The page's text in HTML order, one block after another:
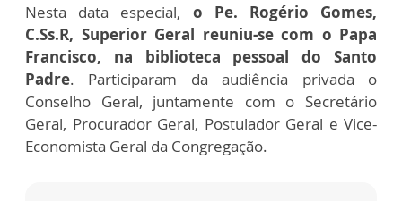
Nesta data especial, o Pe. Rogério Gomes,
C.Ss.R, Superior Geral reuniu-se com o Papa
Francisco, na biblioteca pessoal do Santo
Padre. Participaram da audiência privada o
Conselho Geral, juntamente com o Secretário
Geral, Procurador Geral, Postulador Geral e Vice-
Economista Geral da Congregação.